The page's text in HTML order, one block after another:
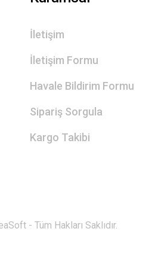
İletişim
İletişim Formu
Havale Bildirim Formu
Sipariş Sorgula
Kargo Takibi
- Tüm Hakları Saklıdır.